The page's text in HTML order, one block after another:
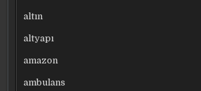
altın
altyapı
amazon
ambulans